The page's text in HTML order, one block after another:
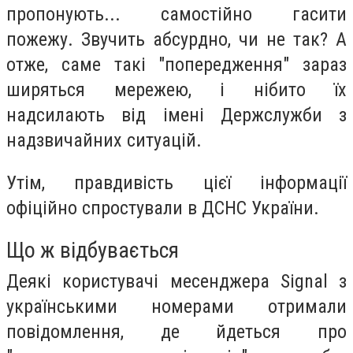
пропонують... самостійно гасити
пожежу. Звучить абсурдно, чи не так? А
отже, саме такі "попередження" зараз
ширяться мережею, і нібито їх
надсилають від імені Держслужби з
надзвичайних ситуацій.
Утім, правдивість цієї інформації
офіційно спростували в ДСНС України.
Що ж відбувається
Деякі користувачі месенджера Signal з
українськими номерами отримали
повідомлення, де йдеться про